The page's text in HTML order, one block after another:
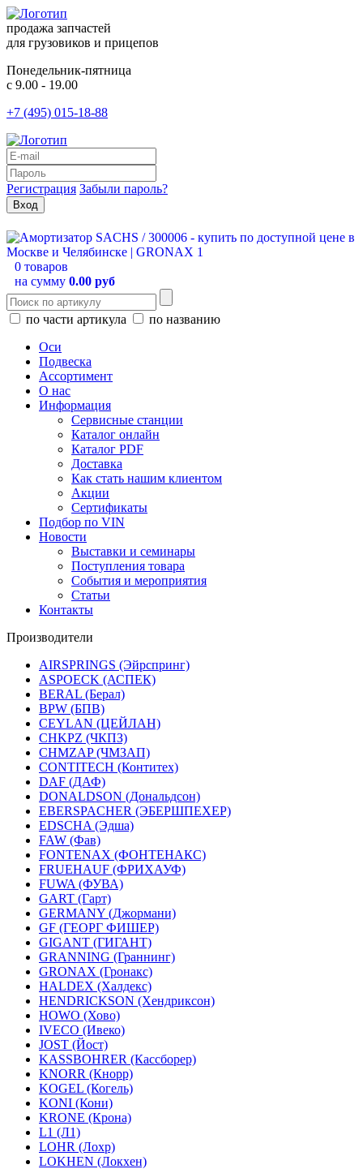
продажа запчастей
для грузовиков и прицепов
Понедельник-пятница
с 9.00 - 19.00
+7 (495) 015-18-88
Регистрация Забыли пароль?
0 товаров
на сумму 0.00 руб
по части артикула
по названию
Оси
Подвеска
Ассортимент
О нас
Информация
Сервисные станции
Каталог онлайн
Каталог PDF
Доставка
Как стать нашим клиентом
Акции
Сертификаты
Подбор по VIN
Новости
Выставки и семинары
Поступления товара
События и мероприятия
Статьи
Контакты
Производители
AIRSPRINGS (Эйрспринг)
ASPOECK (АСПЕК)
BERAL (Берал)
BPW (БПВ)
CEYLAN (ЦЕЙЛАН)
CHKPZ (ЧКПЗ)
CHMZAP (ЧМЗАП)
CONTITECH (Контитех)
DAF (ДАФ)
DONALDSON (Дональдсон)
EBERSPACHER (ЭБЕРШПЕХЕР)
EDSCHA (Эдша)
FAW (Фав)
FONTENAX (ФОНТЕНАКС)
FRUEHAUF (ФРИХАУФ)
FUWA (ФУВА)
GART (Гарт)
GERMANY (Джормани)
GF (ГЕОРГ ФИШЕР)
GIGANT (ГИГАНТ)
GRANNING (Граннинг)
GRONAX (Гронакс)
HALDEX (Халдекс)
HENDRICKSON (Хендриксон)
HOWO (Хово)
IVECO (Ивеко)
JOST (Йост)
KASSBOHRER (Касcборер)
KNORR (Кнорр)
KOGEL (Когель)
KONI (Кони)
KRONE (Крона)
L1 (Л1)
LOHR (Лохр)
LOKHEN (Локхен)